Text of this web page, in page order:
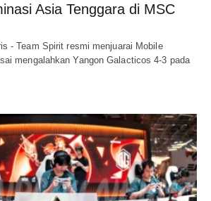
Asia Tenggara di MSC
- Team Spirit resmi menjuarai Mobile
mengalahkan Yangon Galacticos 4-3 pada